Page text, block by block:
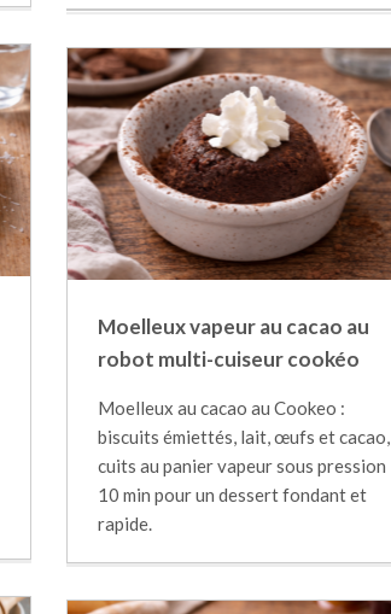
Moelleux vapeur au cacao au
robot multi-cuiseur cookéo
Moelleux au cacao au Cookeo :
biscuits émiettés, lait, œufs et cacao,
cuits au panier vapeur sous pression
10 min pour un dessert fondant et
rapide.